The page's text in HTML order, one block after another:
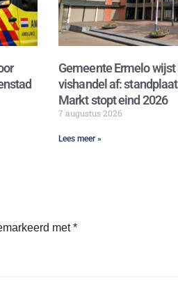
Gemeente Ermelo
vishandel af:
Markt stopt eind 2026
7 augustus 2026
Lees meer »
met*